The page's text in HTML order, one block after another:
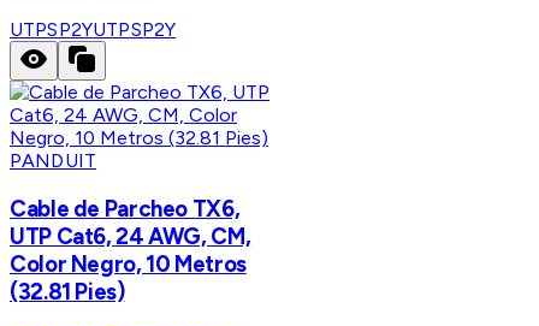
UTPSP2YUTPSP2Y
PANDUIT
Cable de Parcheo TX6,
UTP Cat6, 24 AWG, CM,
Color Negro, 10 Metros
(32.81 Pies)